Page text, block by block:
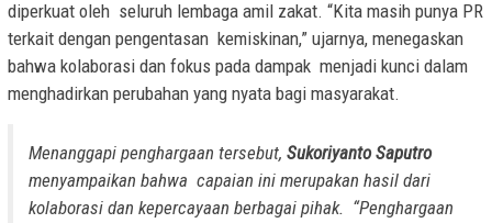
diperkuat oleh seluruh lembaga amil zakat. “Kita masih punya PR
terkait dengan pengentasan kemiskinan,” ujarnya, menegaskan
bahwa kolaborasi dan fokus pada dampak menjadi kunci dalam
menghadirkan perubahan yang nyata bagi masyarakat.
Menanggapi penghargaan tersebut, Sukoriyanto Saputro
menyampaikan bahwa capaian ini merupakan hasil dari
kolaborasi dan kepercayaan berbagai pihak. “Penghargaan